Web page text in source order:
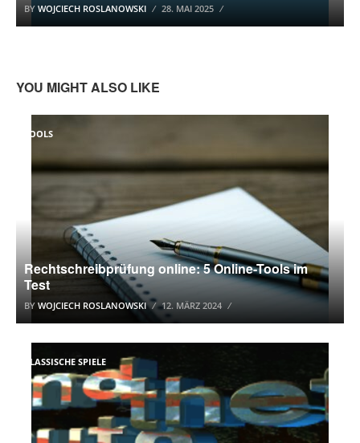
BY WOJCIECH ROSLANOWSKI 28. MAI 2025
YOU MIGHT ALSO LIKE
TOOLS
Rechtschreibprüfung online: 5 Online-Tools im
Test
BY WOJCIECH ROSLANOWSKI 12. MÄRZ 2024
KLASSISCHE SPIELE